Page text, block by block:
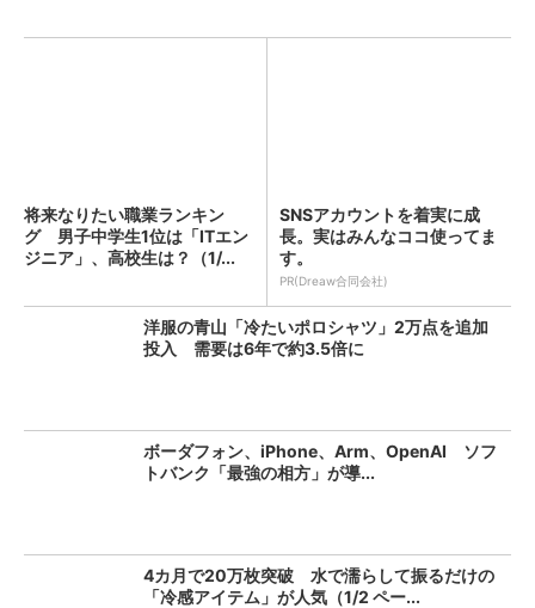
将来なりたい職業ランキン
グ 男子中学生1位は「ITエン
ジニア」、高校生は？（1/...
SNSアカウントを着実に成
長。実はみんなココ使ってま
す。
PR(Dreaw合同会社)
洋服の青山「冷たいポロシャツ」2万点を追加
投入 需要は6年で約3.5倍に
ボーダフォン、iPhone、Arm、OpenAI ソフ
トバンク「最強の相方」が導...
4カ月で20万枚突破 水で濡らして振るだけの
「冷感アイテム」が人気（1/2 ペー...